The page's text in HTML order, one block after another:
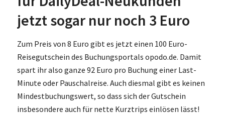
jetzt sogar nur noch 3 Euro
Zum Preis von 8 Euro gibt es jetzt einen 100 Euro-
Reisegutschein des Buchungsportals opodo.de. Damit
spart ihr also ganze 92 Euro pro Buchung einer Last-
Minute oder Pauschalreise. Auch diesmal gibt es keinen
Mindestbuchungswert, so dass sich der Gutschein
insbesondere auch für nette Kurztrips einlösen lässt!